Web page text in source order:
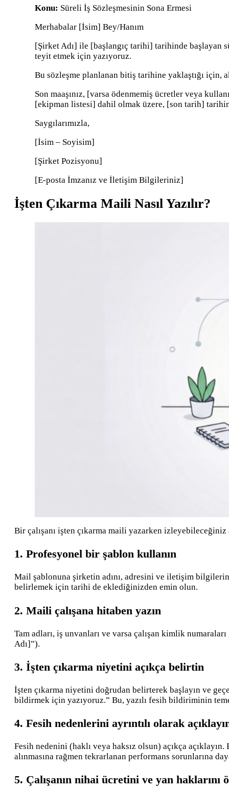
Konu: Süreli İş Sözleşmesinin Sona Ermesi
Merhabalar [İsim] Bey/Hanım
[Şirket Adı] ile [başlangıç ​​tarihi] tarihinde başlayan
teyit etmek için yazıyoruz.
Bu sözleşme planlanan bitiş tarihine yaklaştığı
Son maaşınız, [varsa ödenmemiş ücretler veya
[ekipman listesi] dahil olmak üzere, [son tarih]
Saygılarımızla,
[İsim – Soyisim]
[Şirket Pozisyonu]
[E-posta İmzanız ve İletişim Bilgileriniz]
İşten Çıkarma Maili Nasıl Yazılır?
Bir çalışanı işten çıkarma maili yazarken
1. Profesyonel bir şablon kullanın
Mail şablonuna şirketin adını, adresini ve iletişim
belirlemek için tarihi de eklediğinizden emin olun.
2. Maili çalışana hitaben yazın
Tam adları, iş unvanları ve varsa çalışan kimlik
Adı]”).
3. İşten çıkarma niyetini açıkça belirtin
İşten çıkarma niyetini doğrudan belirterek başlayın ve
bildirmek için yazıyoruz.” Bu, yazılı fesih bildiriminin
4. Fesih nedenlerini ayrıntılı olarak
Fesih nedenini (haklı veya haksız olsun) açıkça
alınmasına rağmen tekrarlanan performans sorunlarına
5. Çalışanın nihai ücretini ve yan haklarını